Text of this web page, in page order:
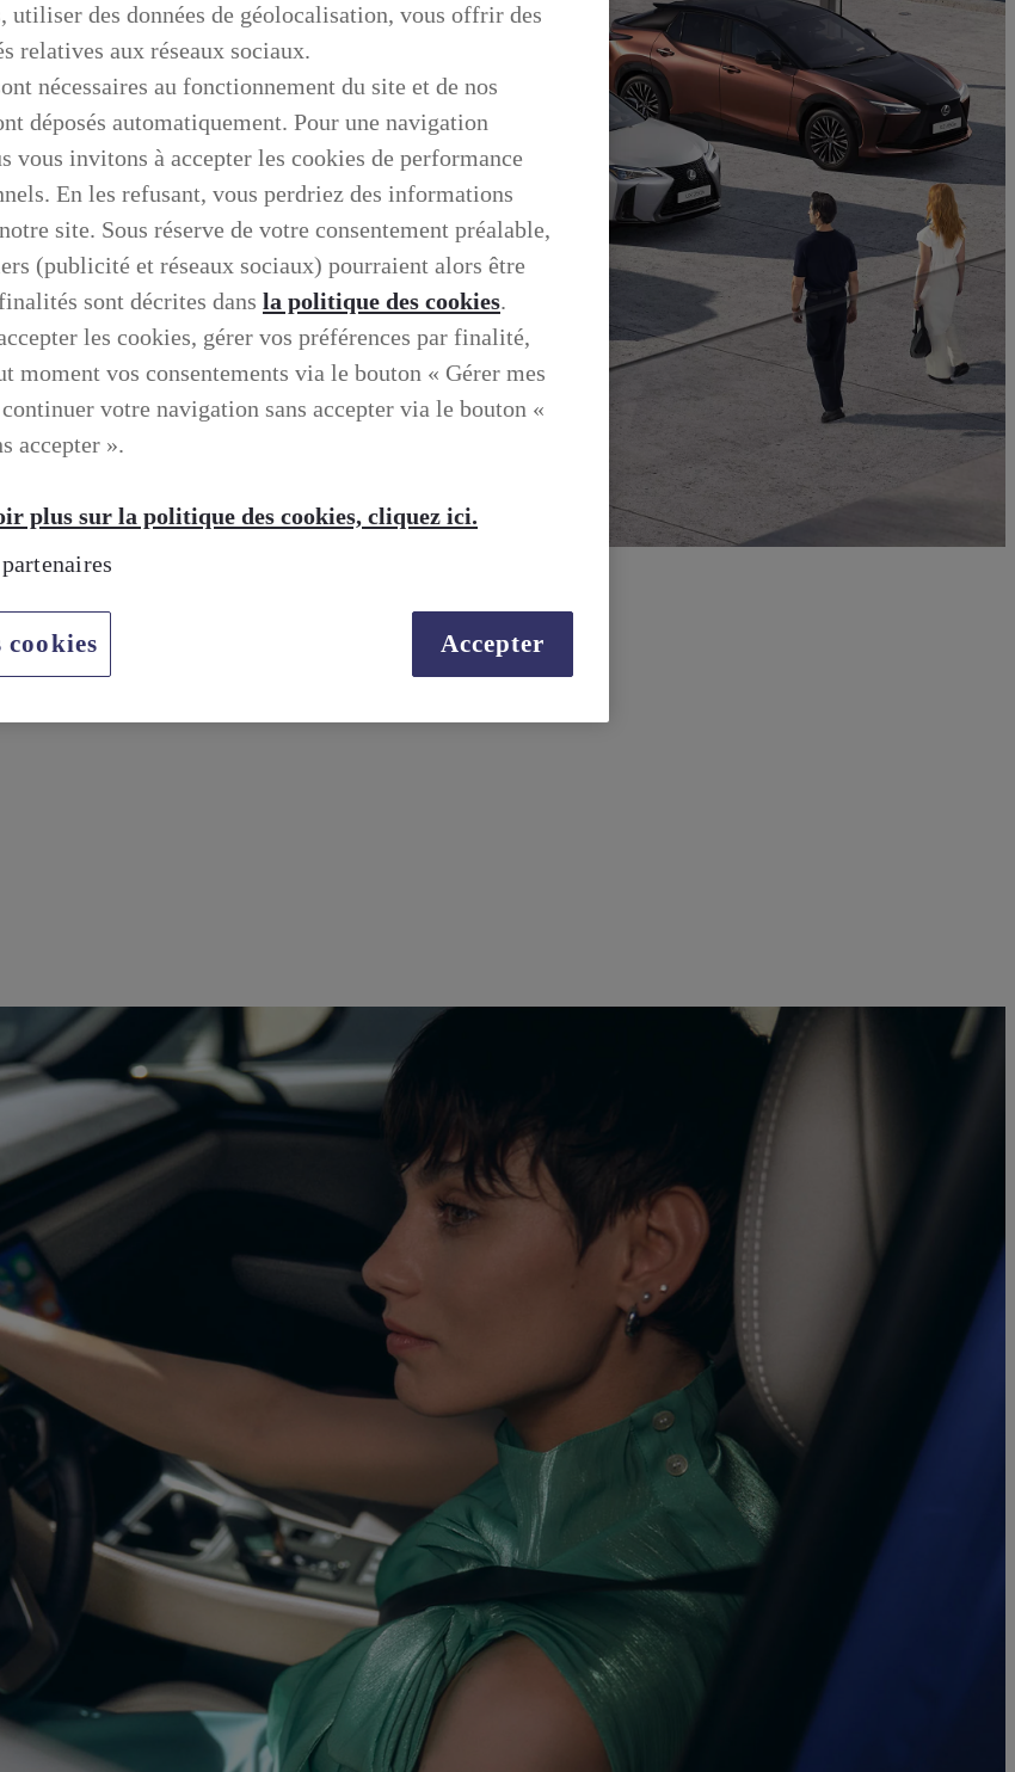
LEXUS
utiliser des données de géolocalisation, vous offrir des
relatives aux réseaux sociaux.
nécessaires au fonctionnement du site et de nos
déposés automatiquement. Pour une navigation
vous invitons à accepter les cookies de performance
En les refusant, vous perdriez des informations
site. Sous réserve de votre consentement préalable,
(publicité et réseaux sociaux) pourraient alors être
sont décrites dans la politique des cookies.
les cookies, gérer vos préférences par finalité,
moment vos consentements via le bouton « Gérer mes
votre navigation sans accepter via le bouton «
accepter ».
plus sur la politique des cookies, cliquez ici.
cookies Accepter